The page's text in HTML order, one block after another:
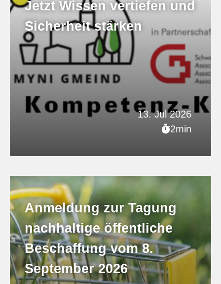
13. Jul 2026
2min
Jetzt Wissen vertiefen und
Sicherheit stärken
Anmeldung zur Tagung
nachhaltige öffentliche
Beschaffung vom 8.
September 2026